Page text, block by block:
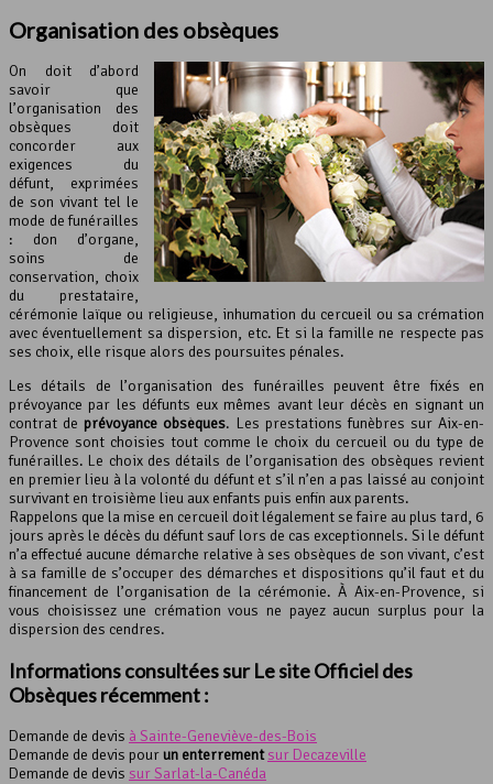
Organisation des obsèques
On doit d’abord
savoir que
l’organisation des
obsèques doit
concorder aux
exigences du
défunt, exprimées
de son vivant tel le
mode de funérailles
: don d’organe,
soins de
conservation, choix
du prestataire,
cérémonie laïque ou religieuse, inhumation du cercueil ou sa crémation
avec éventuellement sa dispersion, etc. Et si la famille ne respecte pas
ses choix, elle risque alors des poursuites pénales.
Les détails de l’organisation des funérailles peuvent être fixés en
prévoyance par les défunts eux mêmes avant leur décès en signant un
contrat de prévoyance obsèques. Les prestations funèbres sur Aix-en-
Provence sont choisies tout comme le choix du cercueil ou du type de
funérailles. Le choix des détails de l’organisation des obsèques revient
en premier lieu à la volonté du défunt et s’il n’en a pas laissé au conjoint
survivant en troisième lieu aux enfants puis enfin aux parents.
Rappelons que la mise en cercueil doit légalement se faire au plus tard, 6
jours après le décès du défunt sauf lors de cas exceptionnels. Si le défunt
n’a effectué aucune démarche relative à ses obsèques de son vivant, c’est
à sa famille de s’occuper des démarches et dispositions qu’il faut et du
financement de l’organisation de la cérémonie. À Aix-en-Provence, si
vous choisissez une crémation vous ne payez aucun surplus pour la
dispersion des cendres.
Informations consultées sur Le site Officiel des
Obsèques récemment :
Demande de devis à Sainte-Geneviève-des-Bois
Demande de devis pourun enterrement sur Decazeville
Demande de devis sur Sarlat-la-Canéda